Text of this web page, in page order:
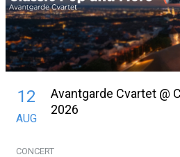
12
AUG
Avantgarde Cvartet @
2026
CONCERT